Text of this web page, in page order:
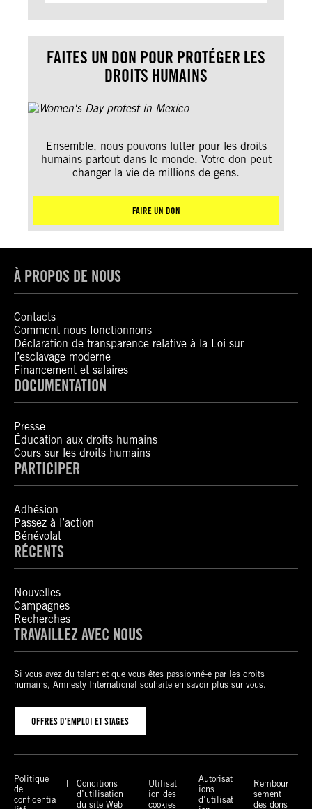
FAITES UN DON POUR PROTÉGER LES
DROITS HUMAINS
Ensemble, nous pouvons lutter pour les droits
humains partout dans le monde. Votre don peut
changer la vie de millions de gens.
FAIRE UN DON
À PROPOS DE NOUS
Contacts
Comment nous fonctionnons
Déclaration de transparence relative à la Loi sur
l’esclavage moderne
Financement et salaires
DOCUMENTATION
Presse
Éducation aux droits humains
Cours sur les droits humains
PARTICIPER
Adhésion
Passez à l’action
Bénévolat
RÉCENTS
Nouvelles
Campagnes
Recherches
TRAVAILLEZ AVEC NOUS
Si vous avez du talent et que vous êtes passionné-e par les droits
humains, Amnesty International souhaite en savoir plus sur vous.
OFFRES D’EMPLOI ET STAGES
Politique
de
confidentia
Conditions
d’utilisation
du site Web
Utilisat
ion des
cookies
Autorisat
ions
d’utilisat
Rembour
sement
des dons